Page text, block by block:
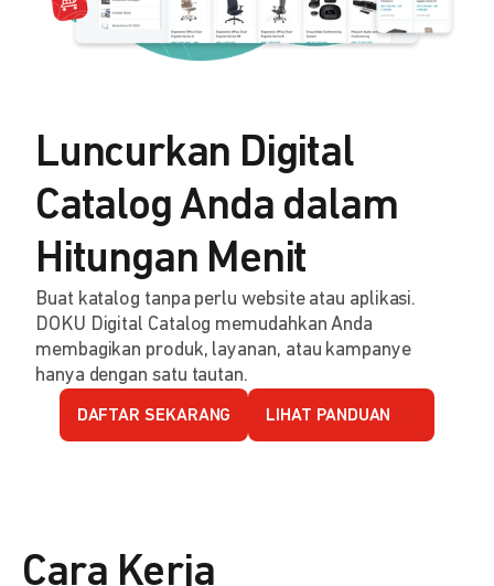
Luncurkan Digital
Catalog Anda dalam
Hitungan Menit
Buat katalog tanpa perlu website atau aplikasi.
DOKU Digital Catalog memudahkan Anda
membagikan produk, layanan, atau kampanye
hanya dengan satu tautan.
DAFTAR SEKARANG LIHAT PANDUAN
Cara Kerja